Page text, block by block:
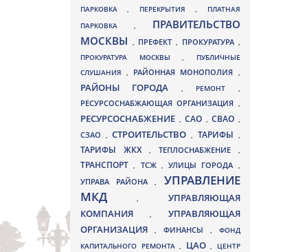
ПАРКОВКА, ПЕРЕКРЫТИЯ,
ПЛАТНАЯ
ПАРКОВКА ,
ПРАВИТЕЛЬСТВО
МОСКВЫ , ПРЕФЕКТ, ПРОКУРАТУРА ,
ПРОКУРАТУРА МОСКВЫ ,
ПУБЛИЧНЫЕ
СЛУШАНИЯ, РАЙОННАЯ МОНОПОЛИЯ ,
РАЙОНЫ ГОРОДА , РЕМОНТ ,
РЕСУРСОСНАБЖАЮЩАЯ ОРГАНИЗАЦИЯ ,
РЕСУРСОСНАБЖЕНИЕ , САО , СВАО ,
СЗАО ,СТРОИТЕЛЬСТВО, ТАРИФЫ ,
ТАРИФЫ ЖКХ , ТЕПЛОСНАБЖЕНИЕ ,
ТРАНСПОРТ, ТСЖ , УЛИЦЫ ГОРОДА ,
УПРАВА РАЙОНА, УПРАВЛЕНИЕ
МКД, УПРАВЛЯЮЩАЯ
КОМПАНИЯ
, УПРАВЛЯЮЩАЯ
ОРГАНИЗАЦИЯ
, ФИНАНСЫ , ФОНД
КАПИТАЛЬНОГО РЕМОНТА , ЦАО ,
ЦЕНТР